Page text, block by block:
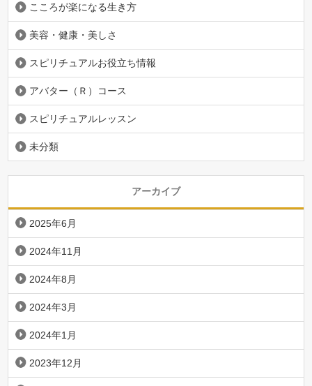
こころが楽になる生き方
美容・健康・美しさ
スピリチュアルお役立ち情報
アバター（Ｒ）コース
スピリチュアルレッスン
未分類
アーカイブ
2025年6月
2024年11月
2024年8月
2024年3月
2024年1月
2023年12月